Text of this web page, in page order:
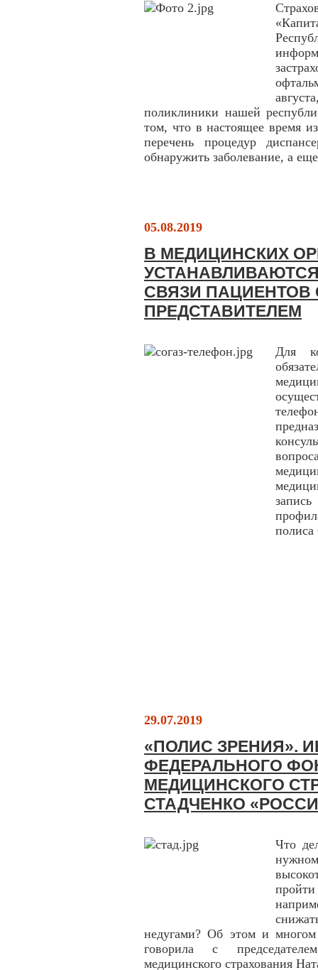
поликлиники нашей
том, что в настоящее время
перечень процедур
обнаружить заболевание, а
05.08.2019
В МЕДИЦИНСКИХ
СВЯЗИ
ПРЕДСТАВИТЕЛЕМ
Для
29.07.2019
«ПОЛИС ЗРЕНИЯ».
ФЕДЕРАЛЬНОГО
МЕДИЦИНСКОГО
СТАДЧЕНКО
Что
недугами? Об этом и многом
говорила с
медицинского страхования